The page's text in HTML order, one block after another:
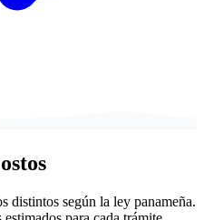
distintos según la ley panameña.